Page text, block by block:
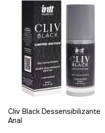
Cliv Black Dessensibilizante
Anal